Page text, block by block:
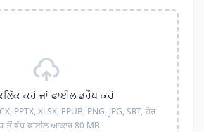
ਕਰੋ ਜਾਂ ਫਾਈਲ ਡਰੌਪ ਕਰੋ
PPTX, XLSX, EPUB, PNG, JPG, SRT, ਹੋਰ
ਤੋਂ ਵੱਧ ਫਾਈਲ ਆਕਾਰ 80 MB